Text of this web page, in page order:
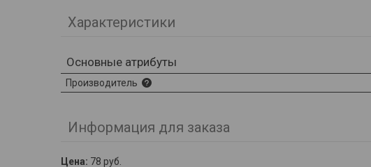
Характеристики
Основные атрибуты
Производитель
Информация для заказа
Цена: 78 руб.